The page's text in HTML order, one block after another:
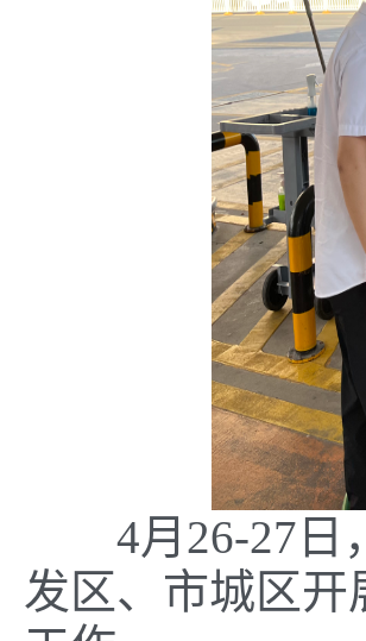
4月26-27日，
发区、市城区开